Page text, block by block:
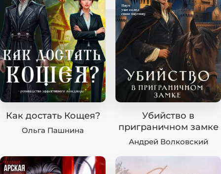
Как достать Кощея?
Ольга Пашнина
Убийство в
приграничном замке
Андрей Волковский